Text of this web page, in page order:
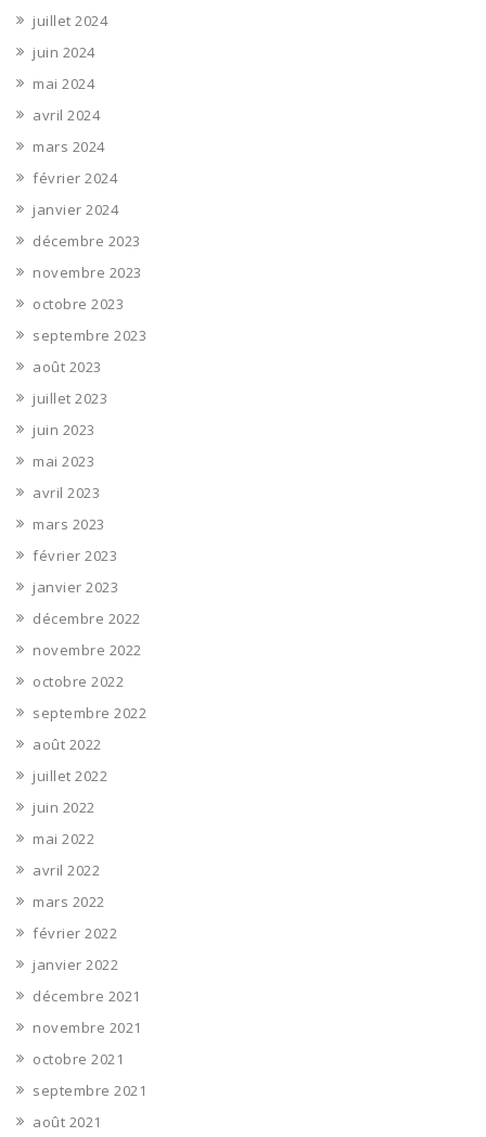
juillet 2024
juin 2024
mai 2024
avril 2024
mars 2024
février 2024
janvier 2024
décembre 2023
novembre 2023
octobre 2023
septembre 2023
août 2023
juillet 2023
juin 2023
mai 2023
avril 2023
mars 2023
février 2023
janvier 2023
décembre 2022
novembre 2022
octobre 2022
septembre 2022
août 2022
juillet 2022
juin 2022
mai 2022
avril 2022
mars 2022
février 2022
janvier 2022
décembre 2021
novembre 2021
octobre 2021
septembre 2021
août 2021